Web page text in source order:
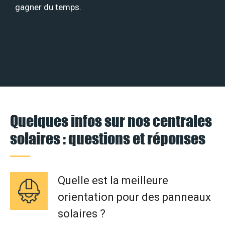
gagner du temps.
Quelques infos sur nos centrales
solaires : questions et réponses
Quelle est la meilleure
orientation pour des panneaux
solaires ?